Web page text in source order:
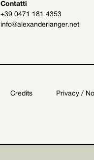
Contatti
+39 0471 181 4353
info@alexanderlanger.net
Credits Privacy /